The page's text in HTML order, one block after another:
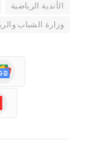
الأندية الرياضية
وزارة الشباب